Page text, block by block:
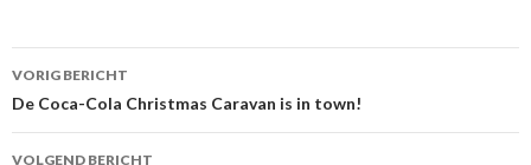
Berichtnavigatie
VORIG BERICHT
De Coca-Cola Christmas Caravan is in town!
VOLGEND BERICHT